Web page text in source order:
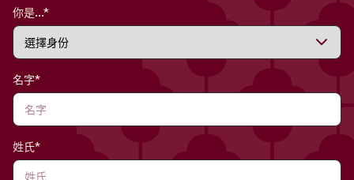
你是...*
名字*
姓氏*